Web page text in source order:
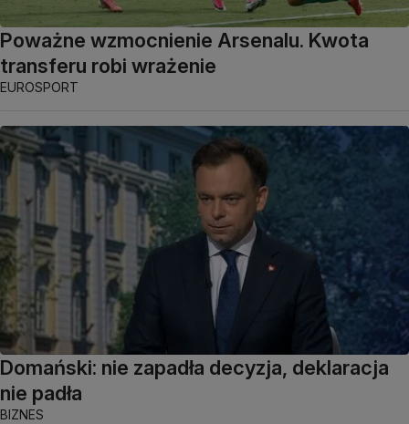
Poważne wzmocnienie Arsenalu. Kwota
transferu robi wrażenie
EUROSPORT
Domański: nie zapadła decyzja, deklaracja
nie padła
BIZNES